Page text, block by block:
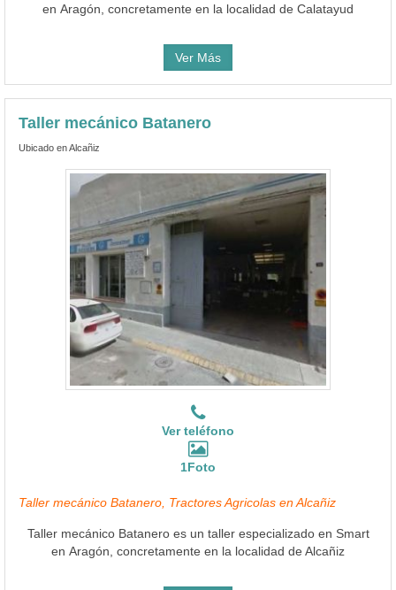
en Aragón, concretamente en la localidad de Calatayud
Ver Más
Taller mecánico Batanero
Ubicado en Alcañiz
Ver teléfono
1Foto
Taller mecánico Batanero, Tractores Agricolas en Alcañiz
Taller mecánico Batanero es un taller especializado en Smart
en Aragón, concretamente en la localidad de Alcañiz